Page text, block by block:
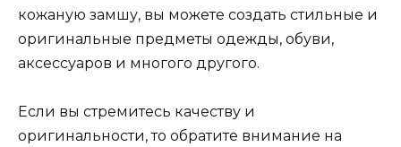
кожаную замшу, вы можете создать стильные и
оригинальные предметы одежды, обуви,
аксессуаров и многого другого.
Если вы стремитесь качеству и
оригинальности, то обратите внимание на